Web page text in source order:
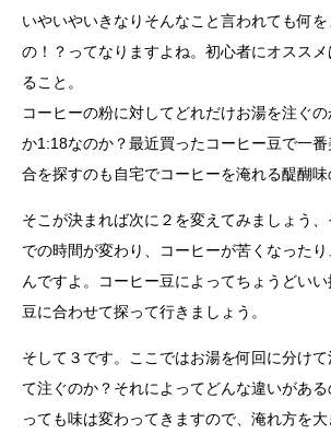
いやいやいきなりそんなこと言われても何
の！？ってなりますよね。初心者にオスス
ること。
コーヒーの粉に対してどれだけお湯を注ぐ
か1:18なのか？最近買ったコーヒー豆で一
合を探すのも自宅でコーヒーを淹れる醍醐味
そこが決まれば次に２を変えてみましょう
での時間が変わり、コーヒーが苦くなった
んですよ。コーヒー豆によってちょうどいい
豆に合わせて探って行きましょう。
そして３です。ここではお湯を何回に分け
て注ぐのか？それによってどんな違いがあ
っても味は変わってきますので、淹れ方を